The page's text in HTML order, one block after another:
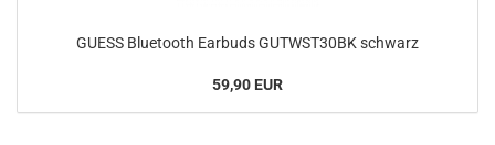
GUESS Bluetooth Earbuds GUTWST30BK schwarz
59,90 EUR